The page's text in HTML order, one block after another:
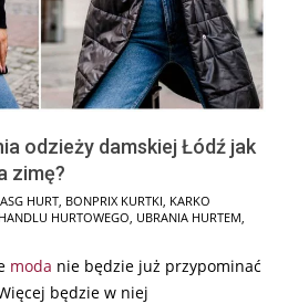
odzieży damskiej Łódź jak
zimę?
ASG HURT BONPRIX KURTKI KARKO
HURTOWEGO UBRANIA HURTEM
moda nie będzie już przypominać
będzie w niej